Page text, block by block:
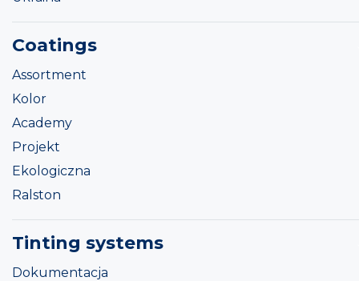
Coatings
Assortment
Kolor
Academy
Projekt
Ekologiczna
Ralston
Tinting systems
Dokumentacja